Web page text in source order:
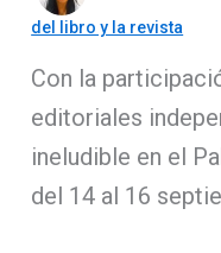
del libro y la revista
Con la
editoriales
ineludible en el
del 14 al 16